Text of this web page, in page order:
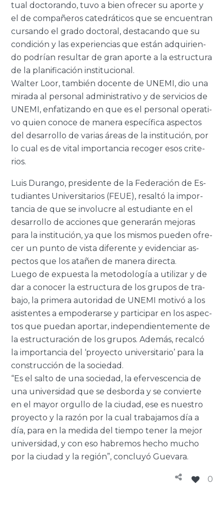
tual doc­to­ran­do, tuvo a bien ofre­cer su apor­te y
el de com­pa­ñe­ros ca­te­drá­ti­cos que se en­cuen­tran
cur­san­do el grado doc­to­ral, des­ta­can­do que su
con­di­ción y las ex­pe­rien­cias que están ad­qui­rien­
do po­drían re­sul­tar de gran apor­te a la es­truc­tu­ra
de la pla­ni­fi­ca­ción ins­ti­tu­cio­nal.
Wal­ter Loor, tam­bién do­cen­te de UNEMI, dio una
mi­ra­da al per­so­nal ad­mi­nis­tra­ti­vo y de ser­vi­cios de
UNEMI, en­fa­ti­zan­do en que es el per­so­nal ope­ra­ti­
vo quien co­no­ce de ma­ne­ra es­pe­cí­fi­ca as­pec­tos
del desa­rro­llo de va­rias áreas de la ins­ti­tu­ción, por
lo cual es de vital im­por­tan­cia re­co­ger esos cri­te­
rios.
Luis Du­ran­go, pre­si­den­te de la Fe­de­ra­ción de Es­
tu­dian­tes Uni­ver­si­ta­rios (FEUE), re­sal­tó la im­por­
tan­cia de que se in­vo­lu­cre al es­tu­dian­te en el
desa­rro­llo de ac­cio­nes que ge­ne­ra­rán me­jo­ras
para la ins­ti­tu­ción, ya que los mis­mos pue­den ofre­
cer un punto de vista di­fe­ren­te y evi­den­ciar as­
pec­tos que los ata­ñen de ma­ne­ra di­rec­ta.
Luego de ex­pues­ta la me­to­do­lo­gía a uti­li­zar y de
dar a co­no­cer la es­truc­tu­ra de los gru­pos de tra­
ba­jo, la pri­me­ra au­to­ri­dad de UNEMI mo­ti­vó a los
asis­ten­tes a em­po­de­rar­se y par­ti­ci­par en los as­pec­
tos que pue­dan apor­tar, in­de­pen­dien­te­men­te de
la es­truc­tu­ra­ción de los gru­pos. Ade­más, re­cal­có
la im­por­tan­cia del ‘pro­yec­to uni­ver­si­ta­rio’ para la
cons­truc­ción de la so­cie­dad.
“Es el salto de una so­cie­dad, la efer­ves­cen­cia de
una uni­ver­si­dad que se des­bor­da y se con­vier­te
en el mayor or­gu­llo de la ciu­dad, ese es nues­tro
pro­yec­to y la razón por la cual tra­ba­ja­mos día a
día, para en la me­di­da del tiem­po tener la mejor
uni­ver­si­dad, y con eso ha­bre­mos hecho mucho
por la ciu­dad y la re­gión”, con­clu­yó Gue­va­ra.
0